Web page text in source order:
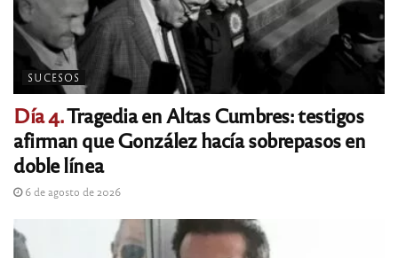
SUCESOS
Día 4.Tragedia en Altas Cumbres: testigos
afirman que González hacía sobrepasos en
doble línea
6 de agosto de 2026